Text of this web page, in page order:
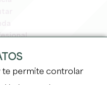
jurídica
te permite controlar